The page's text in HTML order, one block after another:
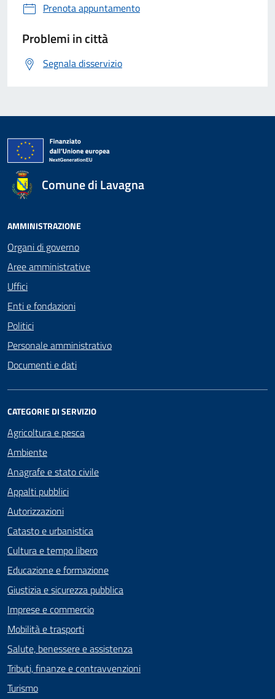
Prenota appuntamento
Problemi in città
Segnala disservizio
Comune di Lavagna
AMMINISTRAZIONE
Organi di governo
Aree amministrative
Uffici
Enti e fondazioni
Politici
Personale amministrativo
Documenti e dati
CATEGORIE DI SERVIZIO
Agricoltura e pesca
Ambiente
Anagrafe e stato civile
Appalti pubblici
Autorizzazioni
Catasto e urbanistica
Cultura e tempo libero
Educazione e formazione
Giustizia e sicurezza pubblica
Imprese e commercio
Mobilità e trasporti
Salute, benessere e assistenza
Tributi, finanze e contravvenzioni
Turismo